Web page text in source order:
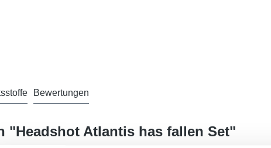
Bewertungen
"Headshot Atlantis has fallen Set"